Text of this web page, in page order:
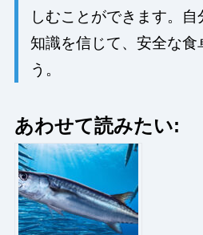
しむことができます。
知識を信じて、安全な食
う。
あわせて読みたい: